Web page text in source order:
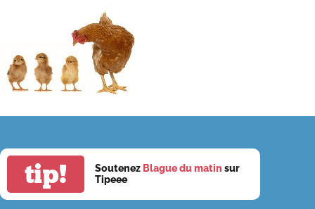
tip! Soutenez Blague du matin sur
Tipeee